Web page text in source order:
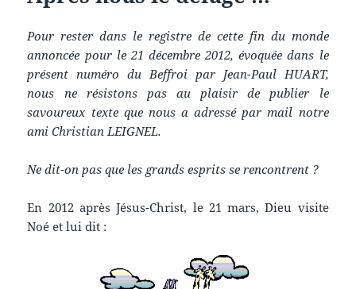
Pour rester dans le registre de cette fin du monde
annoncée pour le 21 décembre 2012, évoquée dans le
présent numéro du Beffroi par Jean-Paul HUART,
nous ne résistons pas au plaisir de publier le
savoureux texte que nous a adressé par mail notre
ami Christian LEIGNEL.
Ne dit-on pas que les grands esprits se rencontrent ?
En 2012 après Jésus-Christ, le 21 mars, Dieu visite
Noé et lui dit :